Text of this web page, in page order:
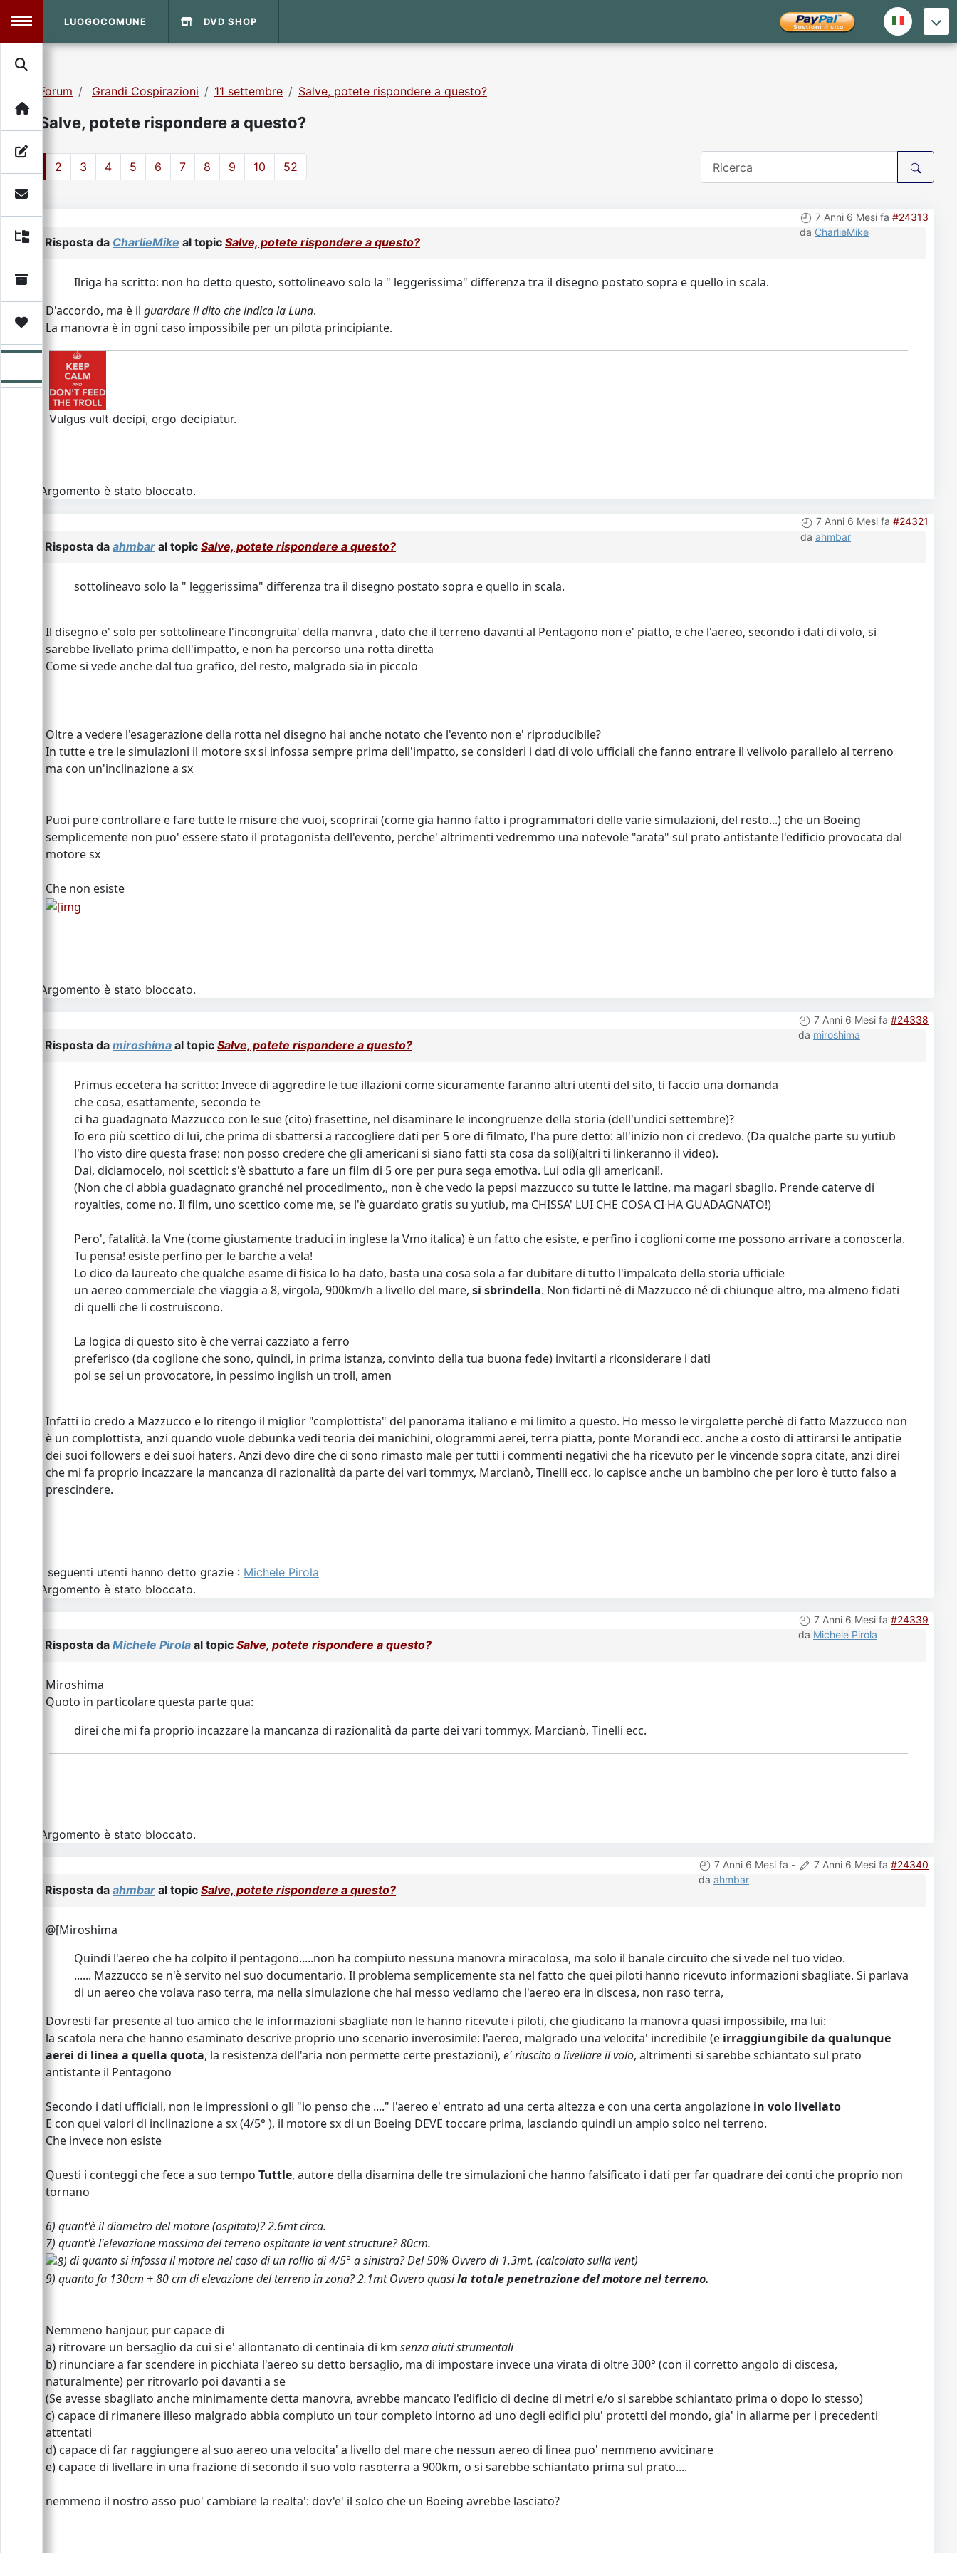
MENU
Search
DVD Shop
Info Sito
Login
Vecchio Sito
Archivio
Video
Forum
Donazione
LUOGOCOMUNE DVD SHOP
Forum Grandi Cospirazioni 11 settembre Salve, potete rispondere a questo?
Salve, potete rispondere a questo?
2 3 4 5 6 7 8 9 10 52
7 Anni 6 Mesi fa #24313
da CharlieMike
Risposta da CharlieMike al topic Salve, potete rispondere a questo?
Ilriga ha scritto: non ho detto questo, sottolineavo solo la " leggerissima" differenza tra il disegno postato sopra e quello in scala.
D'accordo, ma è il guardare il dito che indica la Luna.
La manovra è in ogni caso impossibile per un pilota principiante.
Vulgus vult decipi, ergo decipiatur.
L\'Argomento è stato bloccato.
7 Anni 6 Mesi fa #24321
da ahmbar
Risposta da ahmbar al topic Salve, potete rispondere a questo?
sottolineavo solo la " leggerissima" differenza tra il disegno postato sopra e quello in scala.
Il disegno e' solo per sottolineare l'incongruita' della manvra , dato che il terreno davanti al Pentagono non e' piatto, e che l'aereo, secondo i dati di volo, si
sarebbe livellato prima dell'impatto, e non ha percorso una rotta diretta
Come si vede anche dal tuo grafico, del resto, malgrado sia in piccolo
Oltre a vedere l'esagerazione della rotta nel disegno hai anche notato che l'evento non e' riproducibile?
In tutte e tre le simulazioni il motore sx si infossa sempre prima dell'impatto, se consideri i dati di volo ufficiali che fanno entrare il velivolo parallelo al terreno
ma con un'inclinazione a sx
Puoi pure controllare e fare tutte le misure che vuoi, scoprirai (come gia hanno fatto i programmatori delle varie simulazioni, del resto...) che un Boeing
semplicemente non puo' essere stato il protagonista dell'evento, perche' altrimenti vedremmo una notevole "arata" sul prato antistante l'edificio provocata dal
motore sx
Che non esiste
L\'Argomento è stato bloccato.
7 Anni 6 Mesi fa #24338
da miroshima
Risposta da miroshima al topic Salve, potete rispondere a questo?
Primus eccetera ha scritto: Invece di aggredire le tue illazioni come sicuramente faranno altri utenti del sito, ti faccio una domanda
che cosa, esattamente, secondo te
ci ha guadagnato Mazzucco con le sue (cito) frasettine, nel disaminare le incongruenze della storia (dell'undici settembre)?
Io ero più scettico di lui, che prima di sbattersi a raccogliere dati per 5 ore di filmato, l'ha pure detto: all'inizio non ci credevo. (Da qualche parte su yutiub
l'ho visto dire questa frase: non posso credere che gli americani si siano fatti sta cosa da soli)(altri ti linkeranno il video).
Dai, diciamocelo, noi scettici: s'è sbattuto a fare un film di 5 ore per pura sega emotiva. Lui odia gli americani!.
(Non che ci abbia guadagnato granché nel procedimento,, non è che vedo la pepsi mazzucco su tutte le lattine, ma magari sbaglio. Prende caterve di
royalties, come no. Il film, uno scettico come me, se l'è guardato gratis su yutiub, ma CHISSA' LUI CHE COSA CI HA GUADAGNATO!)
Pero', fatalità. la Vne (come giustamente traduci in inglese la Vmo italica) è un fatto che esiste, e perfino i coglioni come me possono arrivare a conoscerla.
Tu pensa! esiste perfino per le barche a vela!
Lo dico da laureato che qualche esame di fisica lo ha dato, basta una cosa sola a far dubitare di tutto l'impalcato della storia ufficiale
un aereo commerciale che viaggia a 8, virgola, 900km/h a livello del mare, si sbrindella. Non fidarti né di Mazzucco né di chiunque altro, ma almeno fidati
di quelli che li costruiscono.
La logica di questo sito è che verrai cazziato a ferro
preferisco (da coglione che sono, quindi, in prima istanza, convinto della tua buona fede) invitarti a riconsiderare i dati
poi se sei un provocatore, in pessimo inglish un troll, amen
Infatti io credo a Mazzucco e lo ritengo il miglior "complottista" del panorama italiano e mi limito a questo. Ho messo le virgolette perchè di fatto Mazzucco non
è un complottista, anzi quando vuole debunka vedi teoria dei manichini, ologrammi aerei, terra piatta, ponte Morandi ecc. anche a costo di attirarsi le antipatie
dei suoi followers e dei suoi haters. Anzi devo dire che ci sono rimasto male per tutti i commenti negativi che ha ricevuto per le vincende sopra citate, anzi direi
che mi fa proprio incazzare la mancanza di razionalità da parte dei vari tommyx, Marcianò, Tinelli ecc. lo capisce anche un bambino che per loro è tutto falso a
prescindere.
I seguenti utenti hanno detto grazie : Michele Pirola
L\'Argomento è stato bloccato.
7 Anni 6 Mesi fa #24339
da Michele Pirola
Risposta da Michele Pirola al topic Salve, potete rispondere a questo?
Miroshima
Quoto in particolare questa parte qua:
direi che mi fa proprio incazzare la mancanza di razionalità da parte dei vari tommyx, Marcianò, Tinelli ecc.
L\'Argomento è stato bloccato.
7 Anni 6 Mesi fa - 7 Anni 6 Mesi fa #24340
da ahmbar
Risposta da ahmbar al topic Salve, potete rispondere a questo?
@[Miroshima
Quindi l'aereo che ha colpito il pentagono.....non ha compiuto nessuna manovra miracolosa, ma solo il banale circuito che si vede nel tuo video.
...... Mazzucco se n'è servito nel suo documentario. Il problema semplicemente sta nel fatto che quei piloti hanno ricevuto informazioni sbagliate. Si parlava
di un aereo che volava raso terra, ma nella simulazione che hai messo vediamo che l'aereo era in discesa, non raso terra,
Dovresti far presente al tuo amico che le informazioni sbagliate non le hanno ricevute i piloti, che giudicano la manovra quasi impossibile, ma lui:
la scatola nera che hanno esaminato descrive proprio uno scenario inverosimile: l'aereo, malgrado una velocita' incredibile (e irraggiungibile da qualunque
aerei di linea a quella quota, la resistenza dell'aria non permette certe prestazioni), e' riuscito a livellare il volo, altrimenti si sarebbe schiantato sul prato
antistante il Pentagono
Secondo i dati ufficiali, non le impressioni o gli "io penso che ...." l'aereo e' entrato ad una certa altezza e con una certa angolazione in volo livellato
E con quei valori di inclinazione a sx (4/5° ), il motore sx di un Boeing DEVE toccare prima, lasciando quindi un ampio solco nel terreno.
Che invece non esiste
Questi i conteggi che fece a suo tempo Tuttle, autore della disamina delle tre simulazioni che hanno falsificato i dati per far quadrare dei conti che proprio non
tornano
6) quant'è il diametro del motore (ospitato)? 2.6mt circa.
7) quant'è l'elevazione massima del terreno ospitante la vent structure? 80cm.
di quanto si infossa il motore nel caso di un rollio di 4/5° a sinistra? Del 50% Ovvero di 1.3mt. (calcolato sulla vent)
9) quanto fa 130cm + 80 cm di elevazione del terreno in zona? 2.1mt Ovvero quasila totale penetrazione del motore nel terreno.
Nemmeno hanjour, pur capace di
a) ritrovare un bersaglio da cui si e' allontanato di centinaia di km senza aiuti strumentali
b) rinunciare a far scendere in picchiata l'aereo su detto bersaglio, ma di impostare invece una virata di oltre 300° (con il corretto angolo di discesa,
naturalmente) per ritrovarlo poi davanti a se
(Se avesse sbagliato anche minimamente detta manovra, avrebbe mancato l'edificio di decine di metri e/o si sarebbe schiantato prima o dopo lo stesso)
c) capace di rimanere illeso malgrado abbia compiuto un tour completo intorno ad uno degli edifici piu' protetti del mondo, gia' in allarme per i precedenti
attentati
d) capace di far raggiungere al suo aereo una velocita' a livello del mare che nessun aereo di linea puo' nemmeno avvicinare
e) capace di livellare in una frazione di secondo il suo volo rasoterra a 900km, o si sarebbe schiantato prima sul prato....
nemmeno il nostro asso puo' cambiare la realta': dov'e' il solco che un Boeing avrebbe lasciato?